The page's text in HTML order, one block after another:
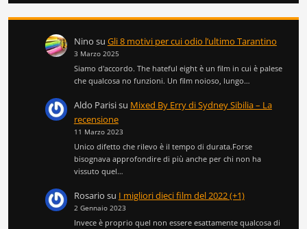
Nino su Gli 8 motivi per cui odio l’ultimo Tarantino
3 Marzo 2025
Siamo d'accordo. The hateful eight è un film in cui è palese
che qualcosa no funzioni. Un film noioso, lungo…
Aldo Parisisu Mixed By Erry di Sydney Sibilia – La
recensione
11 Marzo 2023
Unico difetto che rilevo è il tempo di durata.Forse
bisognava approfondire di più anche per chi non ha
vissuto quel…
Rosario su I migliori dieci film del 2022 (+1)
2 Gennaio 2023
Invece è proprio quel non essere esattamente qualcosa di